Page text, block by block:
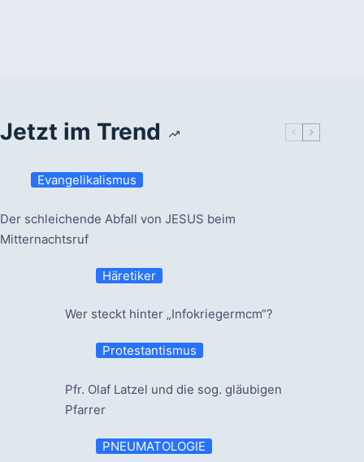
Jetzt im Trend
Evangelikalismus
Der schleichende Abfall von JESUS beim
Mitternachtsruf
Häretiker
Wer steckt hinter „Infokriegermcm“?
Protestantismus
Pfr. Olaf Latzel und die sog. gläubigen
Pfarrer
PNEUMATOLOGIE